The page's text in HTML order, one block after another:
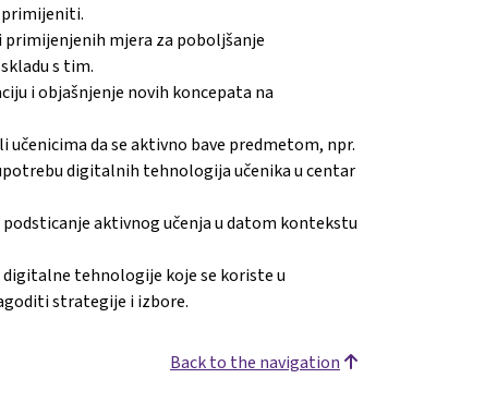
mjera za poboljšanje
s tim.
i objašnjenje novih koncepata na
da se aktivno bave predmetom, npr.
digitalnih tehnologija učenika u centar
aktivnog učenja u datom kontekstu
tehnologije koje se koriste u
strategije i izbore.
Back to the navigation